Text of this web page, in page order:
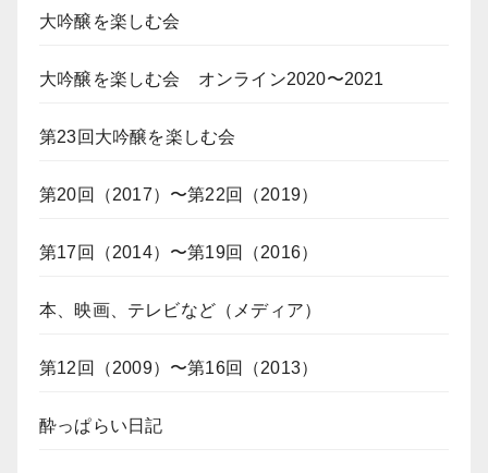
大吟醸を楽しむ会
大吟醸を楽しむ会 オンライン2020〜2021
第23回大吟醸を楽しむ会
第20回（2017）〜第22回（2019）
第17回（2014）〜第19回（2016）
本、映画、テレビなど（メディア）
第12回（2009）〜第16回（2013）
酔っぱらい日記